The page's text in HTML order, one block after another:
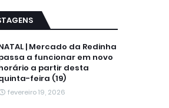
| Mercado da Redinha
a funcionar em novo
a partir desta
feira (19)
fevereiro 19, 2026